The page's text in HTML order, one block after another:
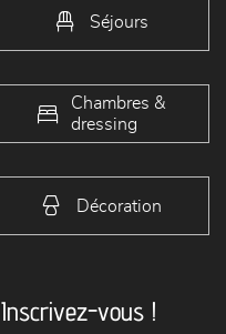
Séjours
Chambres &
dressing
Décoration
Inscrivez-vous !